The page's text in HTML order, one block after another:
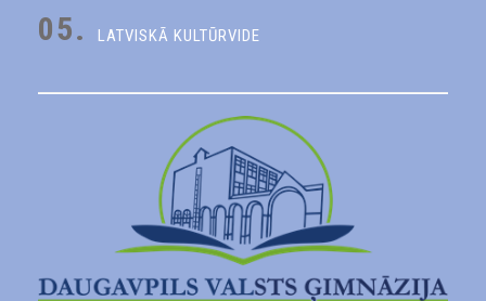
05. LATVISKĀ KULTŪRVIDE